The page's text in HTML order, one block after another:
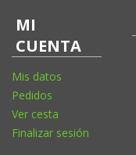
MI
CUENTA
Mis datos
Pedidos
Ver cesta
Finalizar sesión